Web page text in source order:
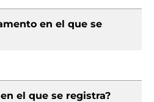
en el que se
el que se registra?